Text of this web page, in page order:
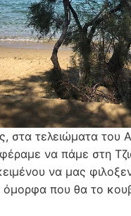
στα τελειώματα του
να πάμε στη
να μας
που θα το